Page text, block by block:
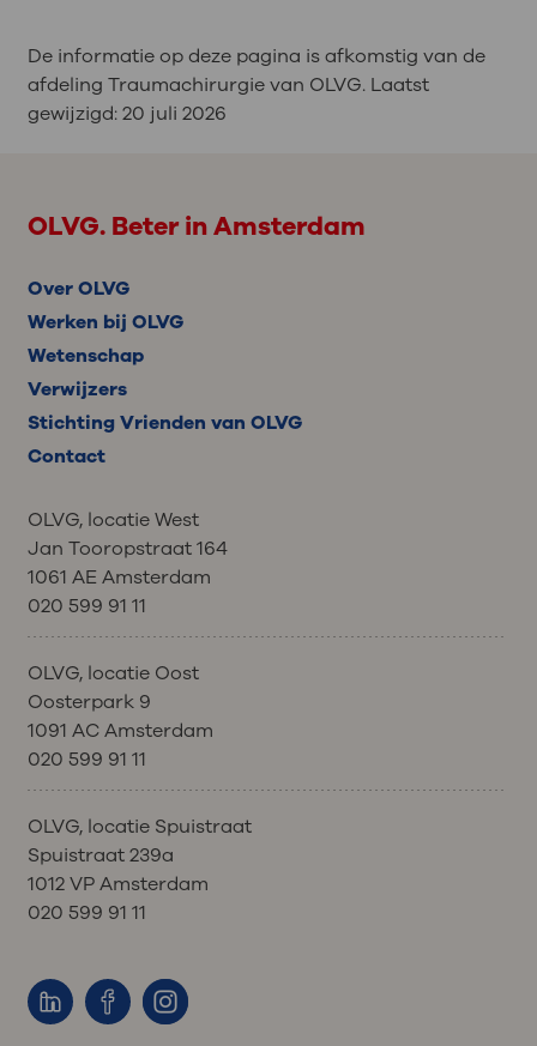
De informatie op deze pagina is afkomstig van de
afdeling Traumachirurgie van OLVG. Laatst
gewijzigd:20 juli 2026
OLVG. Beter in Amsterdam
Over OLVG
Werken bij OLVG
Wetenschap
Verwijzers
Stichting Vrienden van OLVG
Contact
OLVG, locatie West
Jan Tooropstraat 164
1061 AE Amsterdam
020 599 91 11
OLVG, locatie Oost
Oosterpark 9
1091 AC Amsterdam
020 599 91 11
OLVG, locatie Spuistraat
Spuistraat 239a
1012 VP Amsterdam
020 599 91 11